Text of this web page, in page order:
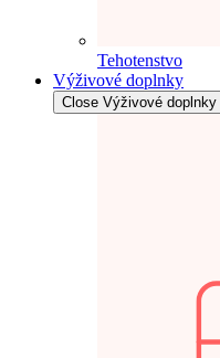
Tehotenstvo
Výživové doplnky
Close Výživové doplnky